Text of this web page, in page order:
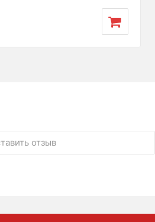
отзыв
отзыва. Вы можете стать